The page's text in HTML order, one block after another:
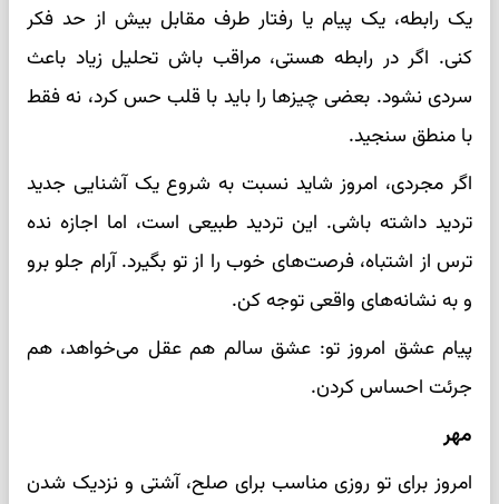
یک رابطه، یک پیام یا رفتار طرف مقابل بیش از حد فکر
کنی. اگر در رابطه هستی، مراقب باش تحلیل زیاد باعث
سردی نشود. بعضی چیزها را باید با قلب حس کرد، نه فقط
با منطق سنجید.
اگر مجردی، امروز شاید نسبت به شروع یک آشنایی جدید
تردید داشته باشی. این تردید طبیعی است، اما اجازه نده
ترس از اشتباه، فرصت‌های خوب را از تو بگیرد. آرام جلو برو
و به نشانه‌های واقعی توجه کن.
پیام عشق امروز تو: عشق سالم هم عقل می‌خواهد، هم
جرئت احساس کردن.
مهر
امروز برای تو روزی مناسب برای صلح، آشتی و نزدیک شدن